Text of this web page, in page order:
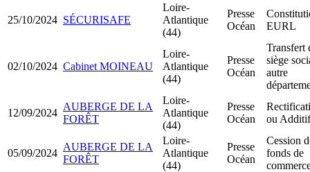
25/10/2024 SÉCURISAFE
Loire-
Atlantique
(44)
Presse
Océan
EURL
02/10/2024 Cabinet MOINEAU
Loire-
Atlantique
(44)
Presse
Océan
Transfert
siège
autre
12/09/2024
AUBERGE DE LA
FORÊT
Loire-
Atlantique
(44)
Presse
Océan
ou Additif
05/09/2024
AUBERGE DE LA
FORÊT
Loire-
Atlantique
(44)
Presse
Océan
Cession
fonds de